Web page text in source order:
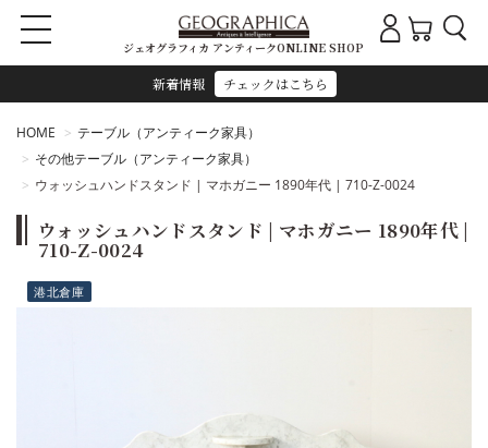
新着情報 チェックはこちら
ジェオグラフィカ アンティークONLINE SHOP
HOME
テーブル（アンティーク家具）
その他テーブル（アンティーク家具）
ウォッシュハンドスタンド | マホガニー 1890年代 | 710-Z-0024
ウォッシュハンドスタンド | マホガニー 1890年代 |
710-Z-0024
港北倉庫